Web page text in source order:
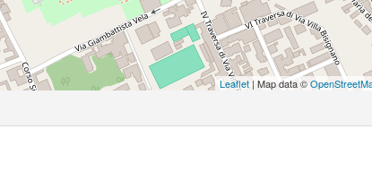
Leaflet | Map data ©